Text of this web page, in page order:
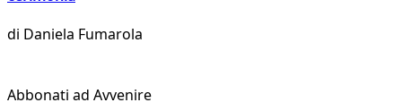
di Daniela Fumarola
Abbonati ad Avvenire